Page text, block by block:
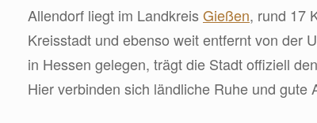
Allendorf liegt im LandkreisGießen, rund 17
Kreisstadt und ebenso weit entfernt von der
in Hessen gelegen, trägt die Stadt offiziell
Hier verbinden sich ländliche Ruhe und gute